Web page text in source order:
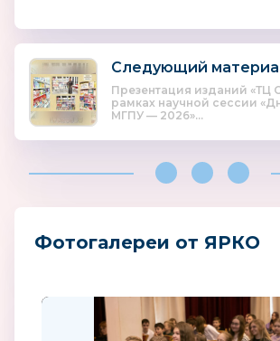
Следующий
Презентация изданий «ТЦ
рамках научной сессии
МГПУ — 2026»...
Фотогалереи от ЯРКО